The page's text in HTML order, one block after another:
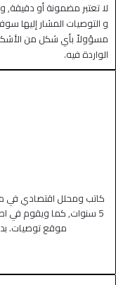
لا تعتبر مضمونة أو دقيقة,
و التوصيات المشار إليها
مسؤولاً بأي شكل من
الواردة فيه.
كاتب ومحلل اقتصادي في
5 سنوات, كما ويقوم في
موقع توصيات.